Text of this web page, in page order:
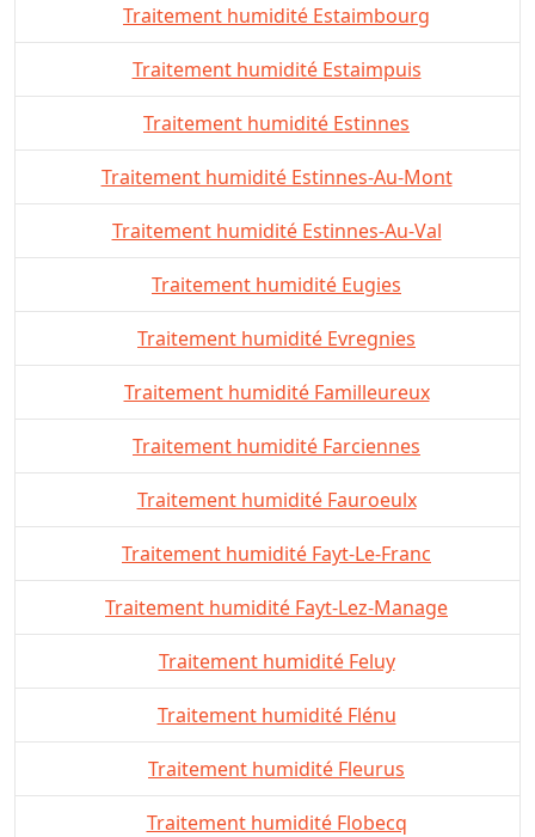
Traitement humidité Estaimbourg
Traitement humidité Estaimpuis
Traitement humidité Estinnes
Traitement humidité Estinnes-Au-Mont
Traitement humidité Estinnes-Au-Val
Traitement humidité Eugies
Traitement humidité Evregnies
Traitement humidité Familleureux
Traitement humidité Farciennes
Traitement humidité Fauroeulx
Traitement humidité Fayt-Le-Franc
Traitement humidité Fayt-Lez-Manage
Traitement humidité Feluy
Traitement humidité Flénu
Traitement humidité Fleurus
Traitement humidité Flobecq